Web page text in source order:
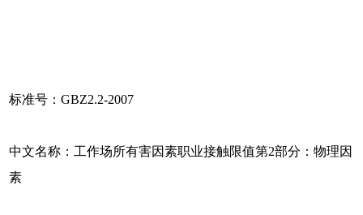
标准号：GBZ2.2-2007
中文名称：工作场所有害因素职业接触限值第2部分：物理因
素